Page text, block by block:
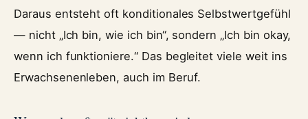
Daraus entsteht oft konditionales Selbstwertgefühl
— nicht „Ich bin, wie ich bin“, sondern „Ich bin okay,
wenn ich funktioniere.“ Das begleitet viele weit ins
Erwachsenenleben, auch im Beruf.